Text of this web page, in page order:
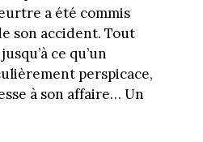
a été commis
son accident. Tout
ce qu’un
perspicace,
à son affaire… Un